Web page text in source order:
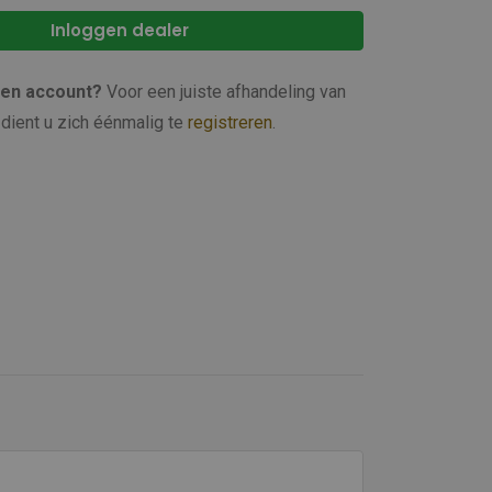
Inloggen dealer
account? Voor een juiste afhandeling van
u zich éénmalig te registreren.